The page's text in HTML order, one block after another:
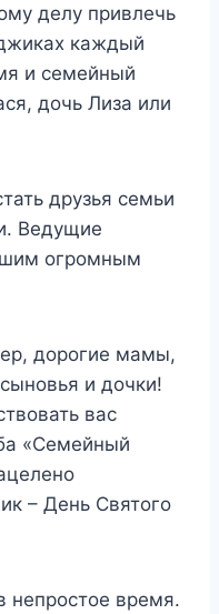
делу привлечь
каждый
и семейный
дочь Лиза или
друзья семьи
Ведущие
огромным
дорогие мамы,
и дочки!
вас
«Семейный
– День Святого
время.